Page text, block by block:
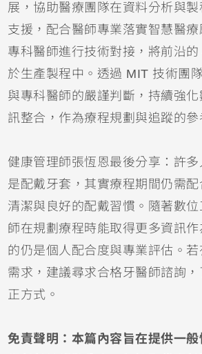
展，協助醫療團隊在資料分析與
支援，配合醫師專業落實智慧醫
專科醫師進行技術對接，將前沿
於生產製程中。透過 MIT 技術團
與專科醫師的嚴謹判斷，持續強
訊整合，作為療程規劃與追蹤的參
健康管理師張恆恩最後分享：許
是配戴牙套，其實療程期間仍需
清潔與良好的配戴習慣。隨著數
師在規劃療程時能取得更多資訊
的仍是個人配合度與專業評估。
需求，建議尋求合格牙醫師諮詢
正方式。
免責聲明：本篇內容旨在提供一